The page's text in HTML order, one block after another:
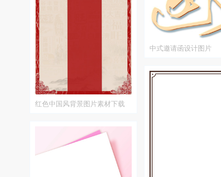
红色中国风背景图片素材下载
中式邀请函设计图片